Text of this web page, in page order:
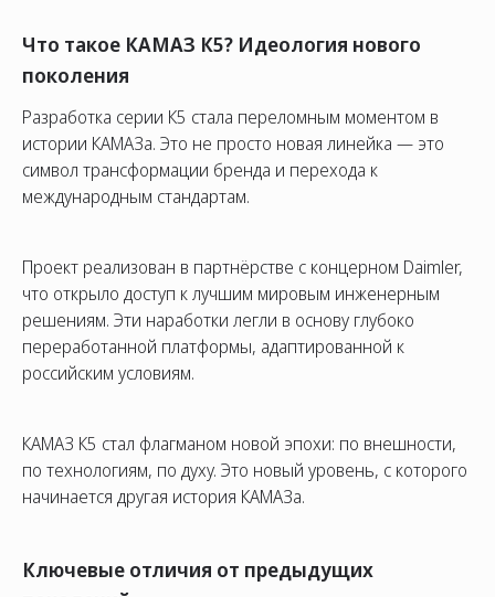
Что такое КАМАЗ К5? Идеология нового
поколения
Разработка серии К5 стала переломным моментом в
истории КАМАЗа. Это не просто новая линейка — это
символ трансформации бренда и перехода к
международным стандартам.
Проект реализован в партнёрстве с концерном Daimler,
что открыло доступ к лучшим мировым инженерным
решениям. Эти наработки легли в основу глубоко
переработанной платформы, адаптированной к
российским условиям.
КАМАЗ К5 стал флагманом новой эпохи: по внешности,
по технологиям, по духу. Это новый уровень, с которого
начинается другая история КАМАЗа.
Ключевые отличия от предыдущих